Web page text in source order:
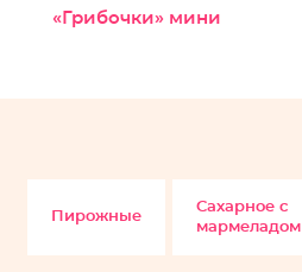
«Грибочки» мини
Пирожные
Сахарное с
мармеладом